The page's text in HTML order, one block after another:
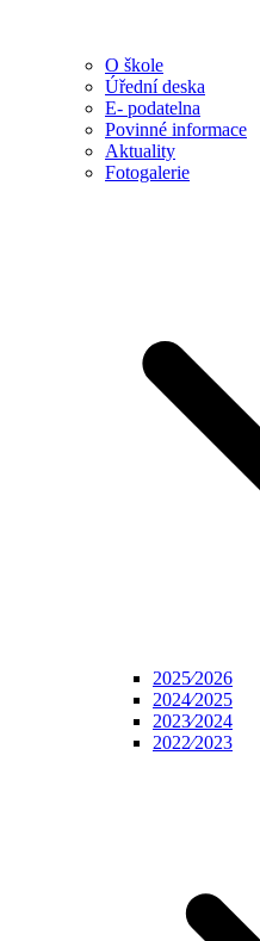
O škole
Úřední deska
E- podatelna
Povinné informace
Aktuality
Fotogalerie
2025⁄2026
2024⁄2025
2023⁄2024
2022⁄2023